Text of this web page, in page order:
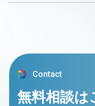
Contact
無料相談は